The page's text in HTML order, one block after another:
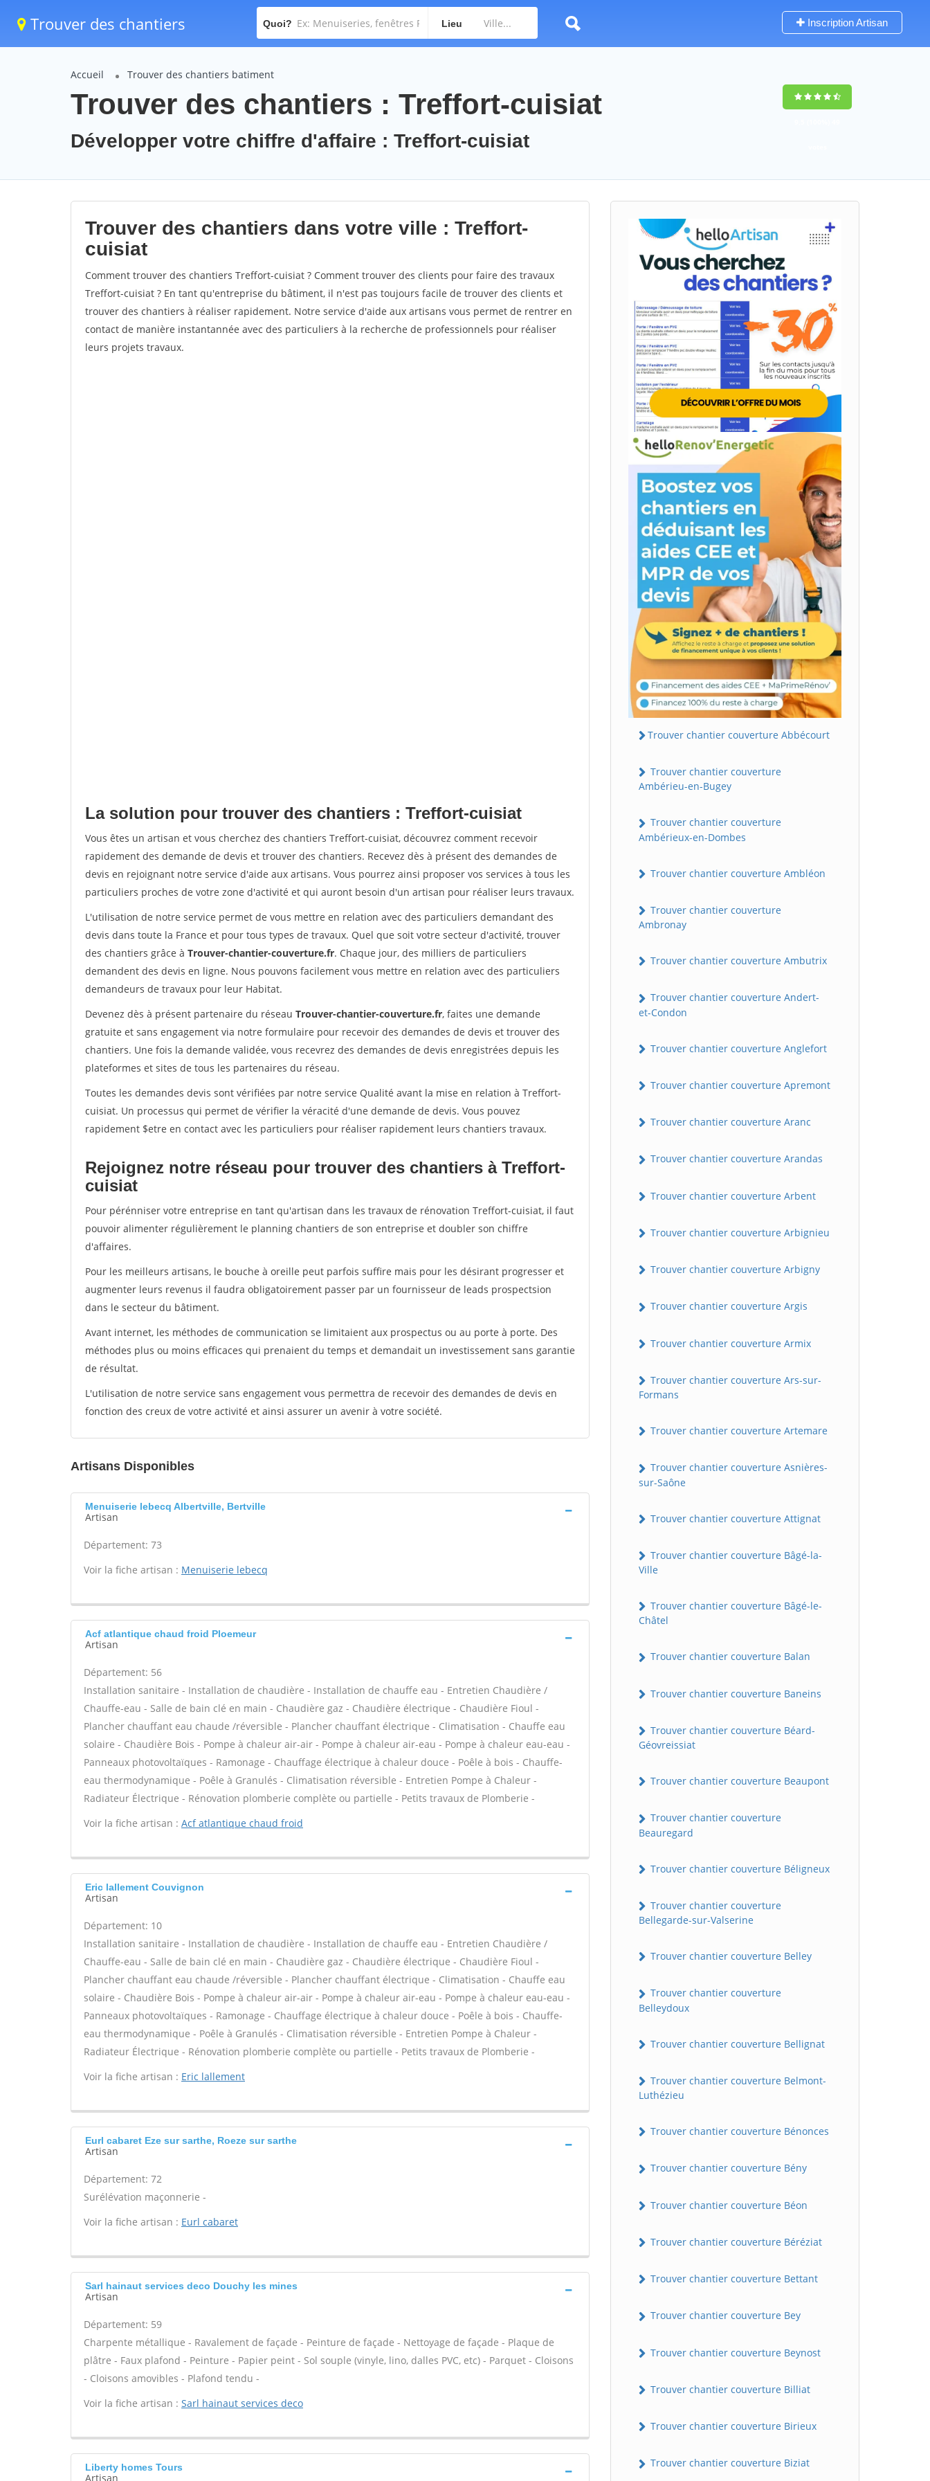
Trouver des chantiers Quoi? Lieu Inscription Artisan
Accueil Trouver des chantiers batiment
Trouver des chantiers : Treffort-cuisiat
Développer votre chiffre d'affaire : Treffort-cuisiat
Trouver des chantiers dans votre ville : Treffort-
cuisiat
Comment trouver des chantiers Treffort-cuisiat ? Comment trouver des clients pour faire des travaux
Treffort-cuisiat ? En tant qu'entreprise du bâtiment, il n'est pas toujours facile de trouver des clients et
trouver des chantiers à réaliser rapidement. Notre service d'aide aux artisans vous permet de rentrer en
contact de manière instantannée avec des particuliers à la recherche de professionnels pour réaliser
leurs projets travaux.
La solution pour trouver des chantiers : Treffort-cuisiat
Vous êtes un artisan et vous cherchez des chantiers Treffort-cuisiat, découvrez comment recevoir
rapidement des demande de devis et trouver des chantiers. Recevez dès à présent des demandes de
devis en rejoignant notre service d'aide aux artisans. Vous pourrez ainsi proposer vos services à tous les
particuliers proches de votre zone d'activité et qui auront besoin d'un artisan pour réaliser leurs travaux.
L'utilisation de notre service permet de vous mettre en relation avec des particuliers demandant des
devis dans toute la France et pour tous types de travaux. Quel que soit votre secteur d'activité, trouver
des chantiers grâce à Trouver-chantier-couverture.fr. Chaque jour, des milliers de particuliers
demandent des devis en ligne. Nous pouvons facilement vous mettre en relation avec des particuliers
demandeurs de travaux pour leur Habitat.
Devenez dès à présent partenaire du réseau Trouver-chantier-couverture.fr, faites une demande
gratuite et sans engagement via notre formulaire pour recevoir des demandes de devis et trouver des
chantiers. Une fois la demande validée, vous recevrez des demandes de devis enregistrées depuis les
plateformes et sites de tous les partenaires du réseau.
Toutes les demandes devis sont vérifiées par notre service Qualité avant la mise en relation à Treffort-
cuisiat. Un processus qui permet de vérifier la véracité d'une demande de devis. Vous pouvez
rapidement $etre en contact avec les particuliers pour réaliser rapidement leurs chantiers travaux.
Rejoignez notre réseau pour trouver des chantiers à Treffort-
cuisiat
Pour pérénniser votre entreprise en tant qu'artisan dans les travaux de rénovation Treffort-cuisiat, il faut
pouvoir alimenter régulièrement le planning chantiers de son entreprise et doubler son chiffre
d'affaires.
Pour les meilleurs artisans, le bouche à oreille peut parfois suffire mais pour les désirant progresser et
augmenter leurs revenus il faudra obligatoirement passer par un fournisseur de leads prospectsion
dans le secteur du bâtiment.
Avant internet, les méthodes de communication se limitaient aux prospectus ou au porte à porte. Des
méthodes plus ou moins efficaces qui prenaient du temps et demandait un investissement sans garantie
de résultat.
L'utilisation de notre service sans engagement vous permettra de recevoir des demandes de devis en
fonction des creux de votre activité et ainsi assurer un avenir à votre société.
Artisans Disponibles
Menuiserie lebecq Albertville, Bertville
Artisan
Département: 73
Voir la fiche artisan : Menuiserie lebecq
Acf atlantique chaud froid Ploemeur
Artisan
Département: 56
Installation sanitaire - Installation de chaudière - Installation de chauffe eau - Entretien Chaudière /
Chauffe-eau - Salle de bain clé en main - Chaudière gaz - Chaudière électrique - Chaudière Fioul -
Plancher chauffant eau chaude /réversible - Plancher chauffant électrique - Climatisation - Chauffe eau
solaire - Chaudière Bois - Pompe à chaleur air-air - Pompe à chaleur air-eau - Pompe à chaleur eau-eau -
Panneaux photovoltaïques - Ramonage - Chauffage électrique à chaleur douce - Poêle à bois - Chauffe-
eau thermodynamique - Poêle à Granulés - Climatisation réversible - Entretien Pompe à Chaleur -
Radiateur Électrique - Rénovation plomberie complète ou partielle - Petits travaux de Plomberie -
Voir la fiche artisan : Acf atlantique chaud froid
Eric lallement Couvignon
Artisan
Département: 10
Installation sanitaire - Installation de chaudière - Installation de chauffe eau - Entretien Chaudière /
Chauffe-eau - Salle de bain clé en main - Chaudière gaz - Chaudière électrique - Chaudière Fioul -
Plancher chauffant eau chaude /réversible - Plancher chauffant électrique - Climatisation - Chauffe eau
solaire - Chaudière Bois - Pompe à chaleur air-air - Pompe à chaleur air-eau - Pompe à chaleur eau-eau -
Panneaux photovoltaïques - Ramonage - Chauffage électrique à chaleur douce - Poêle à bois - Chauffe-
eau thermodynamique - Poêle à Granulés - Climatisation réversible - Entretien Pompe à Chaleur -
Radiateur Électrique - Rénovation plomberie complète ou partielle - Petits travaux de Plomberie -
Voir la fiche artisan : Eric lallement
Eurl cabaret Eze sur sarthe, Roeze sur sarthe
Artisan
Département: 72
Surélévation maçonnerie -
Voir la fiche artisan : Eurl cabaret
Sarl hainaut services deco Douchy les mines
Artisan
Département: 59
Charpente métallique - Ravalement de façade - Peinture de façade - Nettoyage de façade - Plaque de
plâtre - Faux plafond - Peinture - Papier peint - Sol souple (vinyle, lino, dalles PVC, etc) - Parquet - Cloisons
- Cloisons amovibles - Plafond tendu -
Voir la fiche artisan : Sarl hainaut services deco
Liberty homes Tours
Artisan
Trouver chantier couverture Abbécourt
Trouver chantier couverture
Ambérieu-en-Bugey
Trouver chantier couverture
Ambérieux-en-Dombes
Trouver chantier couverture Ambléon
Trouver chantier couverture
Ambronay
Trouver chantier couverture Ambutrix
Trouver chantier couverture Andert-
et-Condon
Trouver chantier couverture Anglefort
Trouver chantier couverture Apremont
Trouver chantier couverture Aranc
Trouver chantier couverture Arandas
Trouver chantier couverture Arbent
Trouver chantier couverture Arbignieu
Trouver chantier couverture Arbigny
Trouver chantier couverture Argis
Trouver chantier couverture Armix
Trouver chantier couverture Ars-sur-
Formans
Trouver chantier couverture Artemare
Trouver chantier couverture Asnières-
sur-Saône
Trouver chantier couverture Attignat
Trouver chantier couverture Bâgé-la-
Ville
Trouver chantier couverture Bâgé-le-
Châtel
Trouver chantier couverture Balan
Trouver chantier couverture Baneins
Trouver chantier couverture Béard-
Géovreissiat
Trouver chantier couverture Beaupont
Trouver chantier couverture
Beauregard
Trouver chantier couverture Béligneux
Trouver chantier couverture
Bellegarde-sur-Valserine
Trouver chantier couverture Belley
Trouver chantier couverture
Belleydoux
Trouver chantier couverture Bellignat
Trouver chantier couverture Belmont-
Luthézieu
Trouver chantier couverture Bénonces
Trouver chantier couverture Bény
Trouver chantier couverture Béon
Trouver chantier couverture Béréziat
Trouver chantier couverture Bettant
Trouver chantier couverture Bey
Trouver chantier couverture Beynost
Trouver chantier couverture Billiat
Trouver chantier couverture Birieux
Trouver chantier couverture Biziat